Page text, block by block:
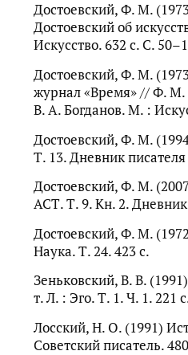
Достоевский, Ф. М.
Достоевский об
Искусство. 632 с. С.
Достоевский, Ф. М.
журнал «Время» // Ф. М.
В. А. Богданов. М. :
Достоевский, Ф. М.
Т. 13. Дневник писателя
Достоевский, Ф. М.
АСТ. Т. 9. Кн. 2. Дневник
Достоевский, Ф. М.
Наука. Т. 24. 423 с.
Зеньковский, В. В.
т. Л. : Эго. Т. 1. Ч. 1. 221
Лосский, Н. О. (1991)
Советский писатель.